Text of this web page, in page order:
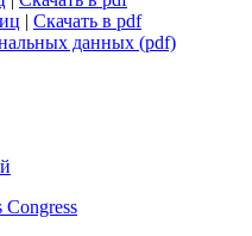
сайта|Скачать в pdf
цикла сайта